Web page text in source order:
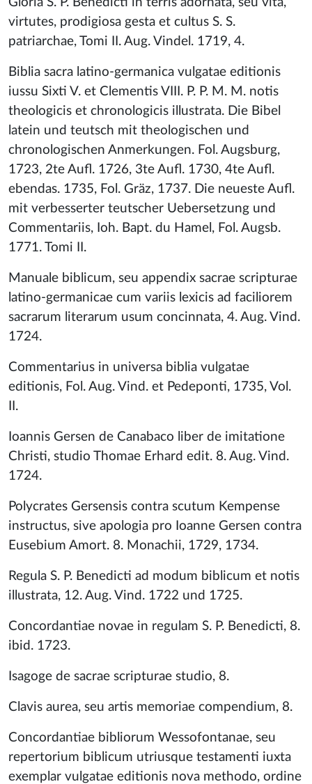
virtutes, prodigiosa gesta et cultus S. S.
patriarchae, Tomi II. Aug. Vindel. 1719, 4.
Biblia sacra latino-germanica vulgatae editionis
iussu Sixti V. et Clementis VIII. P. P. M. M. notis
theologicis et chronologicis illustrata. Die Bibel
latein und teutsch mit theologischen und
chronologischen Anmerkungen. Fol. Augsburg,
1723, 2te Aufl. 1726, 3te Aufl. 1730, 4te Aufl.
ebendas. 1735, Fol. Gräz, 1737. Die neueste Aufl.
mit verbesserter teutscher Uebersetzung und
Commentariis, Ioh. Bapt. du Hamel, Fol. Augsb.
1771. Tomi II.
Manuale biblicum, seu appendix sacrae scripturae
latino-germanicae cum variis lexicis ad faciliorem
sacrarum literarum usum concinnata, 4. Aug. Vind.
1724.
Commentarius in universa biblia vulgatae
editionis, Fol. Aug. Vind. et Pedeponti, 1735, Vol.
II.
Ioannis Gersen de Canabaco liber de imitatione
Christi, studio Thomae Erhard edit. 8. Aug. Vind.
1724.
Polycrates Gersensis contra scutum Kempense
instructus, sive apologia pro Ioanne Gersen contra
Eusebium Amort. 8. Monachii, 1729, 1734.
Regula S. P. Benedicti ad modum biblicum et notis
illustrata, 12. Aug. Vind. 1722 und 1725.
Concordantiae novae in regulam S. P. Benedicti, 8.
ibid. 1723.
Isagoge de sacrae scripturae studio, 8.
Clavis aurea, seu artis memoriae compendium, 8.
Concordantiae bibliorum Wessofontanae, seu
repertorium biblicum utriusque testamenti iuxta
exemplar vulgatae editionis nova methodo, ordine